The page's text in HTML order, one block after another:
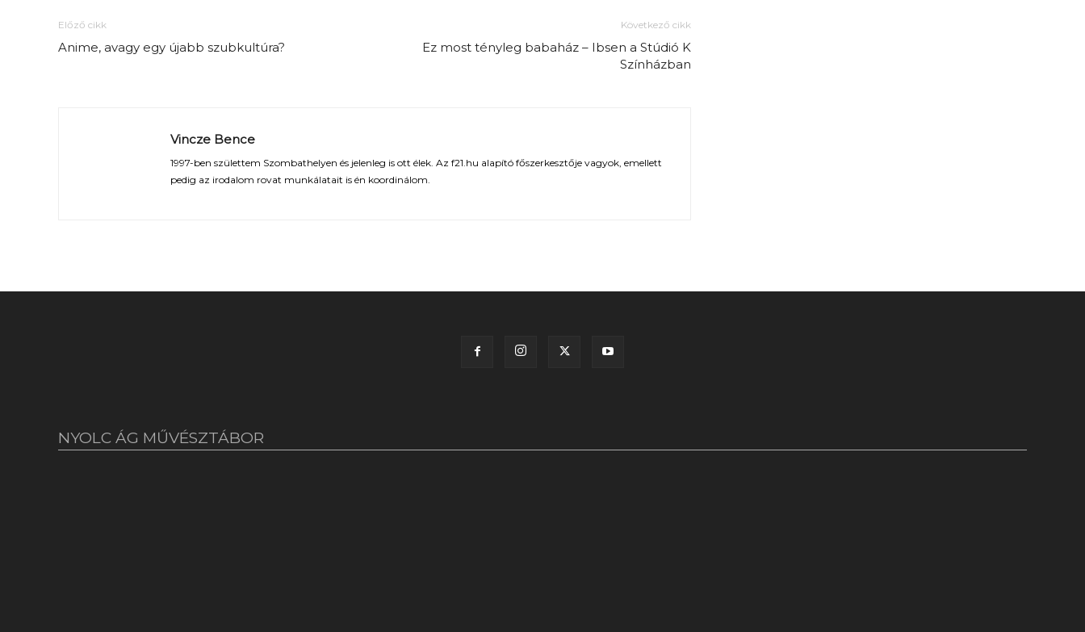
Előző cikk
Anime, avagy egy újabb szubkultúra?
Következő cikk
Ez most tényleg babaház – Ibsen a Stúdió K
Színházban
Vincze Bence
1997-ben születtem Szombathelyen és jelenleg is ott élek. Az f21.hu alapító főszerkesztője vagyok, emellett
pedig az irodalom rovat munkálatait is én koordinálom.
NYOLC ÁG MŰVÉSZTÁBOR